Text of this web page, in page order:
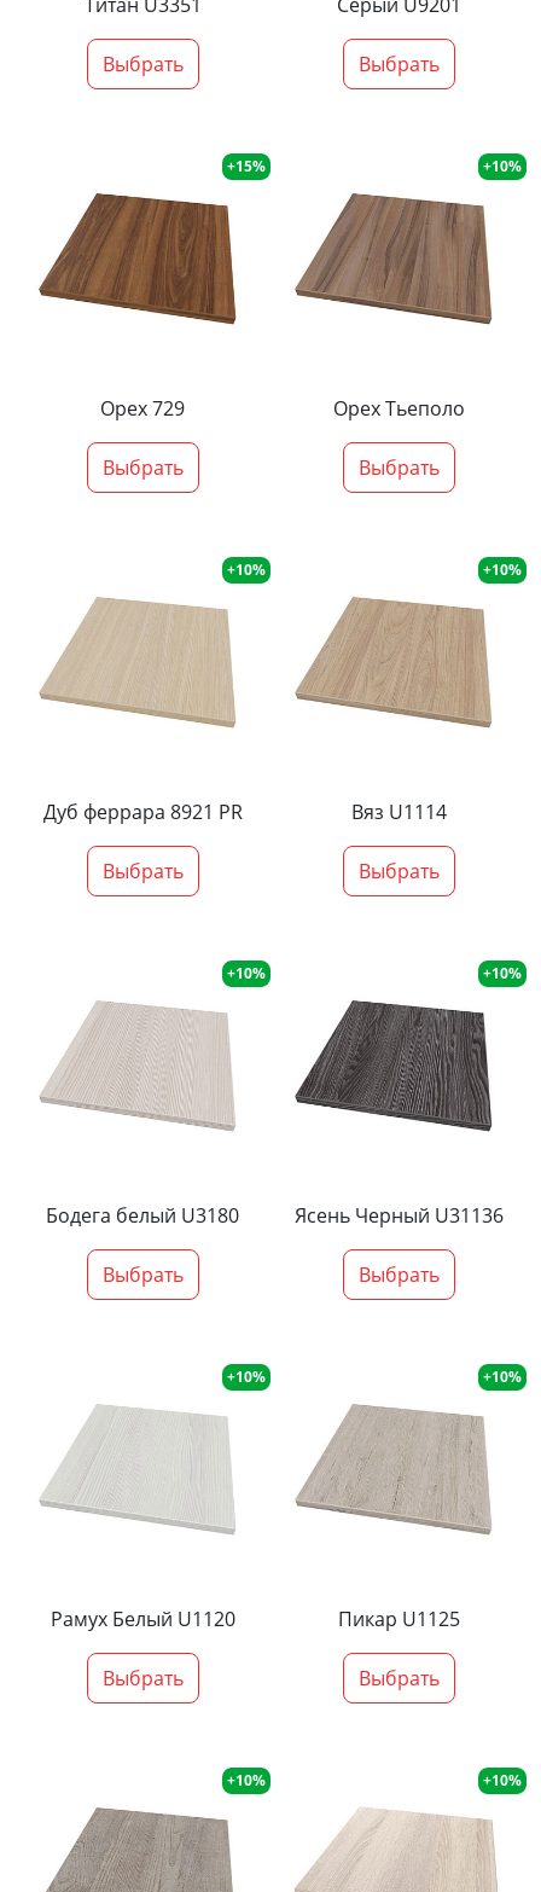
Выбрать Выбрать
+15%
Орех 729
Выбрать
+10%
Орех Тьеполо
Выбрать
+10%
Дуб феррара 8921 PR
Выбрать
+10%
Вяз U1114
Выбрать
+10%
Бодега белый U3180
Выбрать
+10%
Ясень Черный U31136
Выбрать
+10%
Рамух Белый U1120
Выбрать
+10%
Пикар U1125
Выбрать
+10% +10%